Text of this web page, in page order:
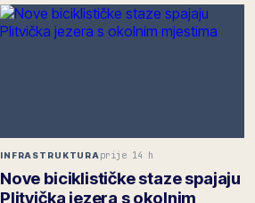
INFRASTRUKTURA prije 14 h
Nove biciklističke staze spajaju
Plitvička jezera s okolnim